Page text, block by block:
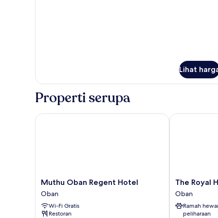
Lihat
Properti serupa
Muthu
Oban
Regent
Hotel
Oban
Muthu Oban Regent Hotel
Oban
Wi-Fi Gratis
Restoran
Muthu Oban Regent Hotel
The
Royal
Hotel
Oban
The Royal
Oban
Ramah
peliharaan
The Royal